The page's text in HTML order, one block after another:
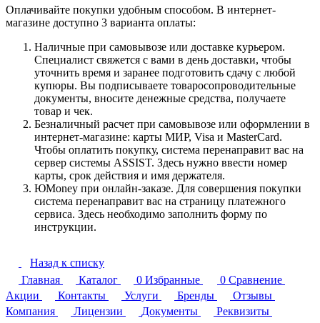
Оплачивайте покупки удобным способом. В интернет-
магазине доступно 3 варианта оплаты:
Наличные при самовывозе или доставке курьером.
Специалист свяжется с вами в день доставки, чтобы
уточнить время и заранее подготовить сдачу с любой
купюры. Вы подписываете товаросопроводительные
документы, вносите денежные средства, получаете
товар и чек.
Безналичный расчет при самовывозе или оформлении в
интернет-магазине: карты МИР, Visa и MasterCard.
Чтобы оплатить покупку, система перенаправит вас на
сервер системы ASSIST. Здесь нужно ввести номер
карты, срок действия и имя держателя.
ЮMoney при онлайн-заказе. Для совершения покупки
система перенаправит вас на страницу платежного
сервиса. Здесь необходимо заполнить форму по
инструкции.
Назад к списку
Главная
Каталог 0 Избранные 0 Сравнение
Акции
Контакты Услуги Бренды
Отзывы
Компания
Лицензии Документы
Реквизиты